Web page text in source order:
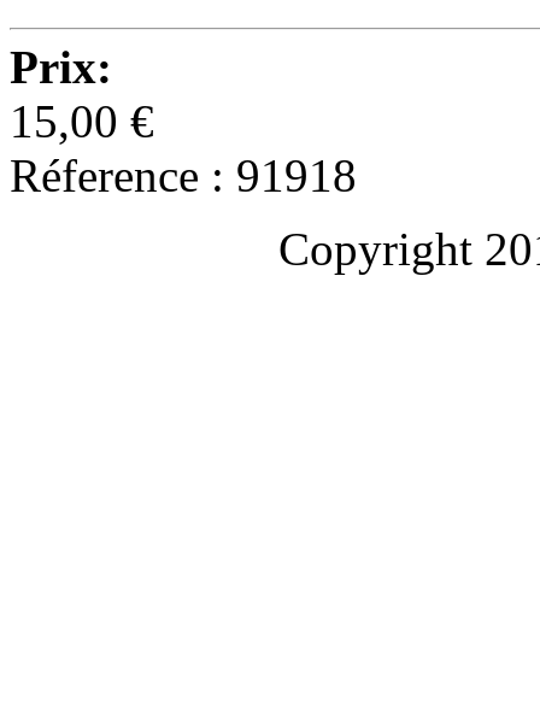
Prix:
15,00 €
Réference : 91918
Copyright